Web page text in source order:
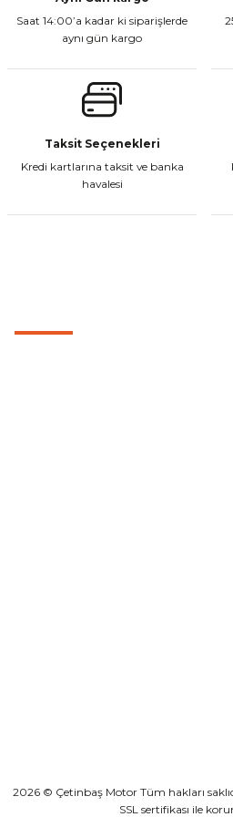
Gönder
Vexo Stunt Motosiklet Eldiveni Siyah
₺ 1.149,00
Saat 14:00’a kadar ki siparişlerde
aynı gün kargo
Taksit Seçenekleri
Kredi kartlarına taksit ve banka
havalesi
2026 © Çetinbaş Motor Tüm hakları
SSL sertifikası ile